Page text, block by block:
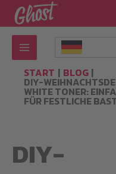
Zum
Inhalt
springen
START BLOG
DIY-
WHITE TONER:
FÜR FESTLICHE
DIY-